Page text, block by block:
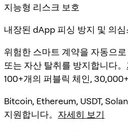
지능형 리스크 보호
내장된 dApp 피싱 방지 및 의
위험한 스마트 계약을 자동으
또는 자산 탈취를 방지합니다。
100+개의 퍼블릭 체인,
Bitcoin, Ethereum, USDT,
지원합니다。 자세히 보기